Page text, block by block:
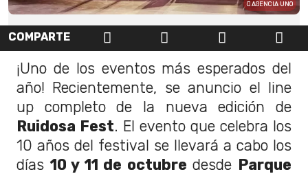
AGENCIA UNO
COMPARTE
¡Uno de los eventos más esperados del
año! Recientemente, se anuncio el line
up completo de la nueva edición de
Ruidosa Fest. El evento que celebra los
10 años del festival se llevará a cabo los
días10 y 11 de octubre desde Parque